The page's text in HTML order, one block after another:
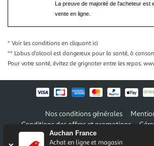
Auchan France
Achat en ligne et magasin
La preuve de majorité de l'acheteur est
vente en ligne.
* Voir les conditions en cliquant ici
** L’abus d’alcool est dangereux pour la santé, à
Pour votre santé, évitez de grignoter entre les repas.
Nos conditions générales
Conditions des offres et promotions
Politique de confidentialité